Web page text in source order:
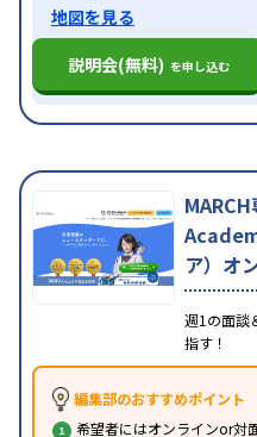
地図を見る
説明会(無料) を申し込む
ア）オ
週1の面談
指す！
編集部のおすすめポイント
希望者にはオンラインor対